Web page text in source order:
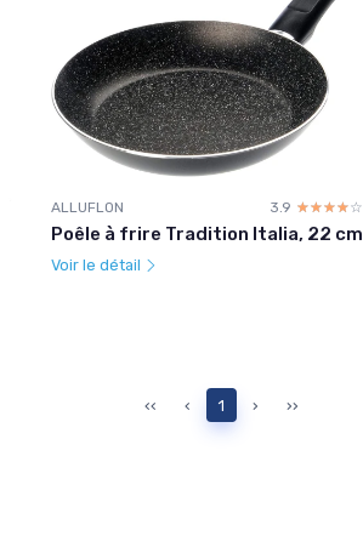
ALLUFLON 3.9 ☆☆☆☆☆
★★★★★
Poêle à frire Tradition Italia, 22 cm
Voir le détail
‹‹ ‹ 1 › ››